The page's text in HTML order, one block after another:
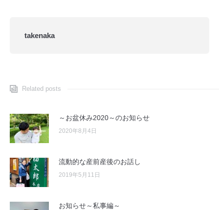
takenaka
Related posts
～お盆休み2020～のお知らせ
2020年8月4日
流動的な産前産後のお話し
2019年5月11日
お知らせ～私事編～